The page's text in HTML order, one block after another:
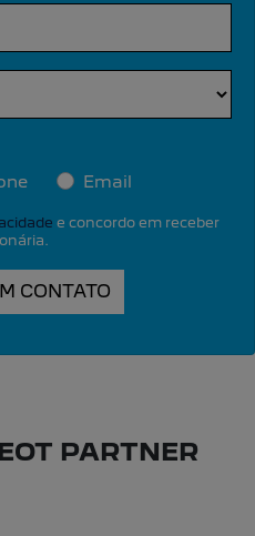
Email
e concordo em receber
CONTATO
PARTNER